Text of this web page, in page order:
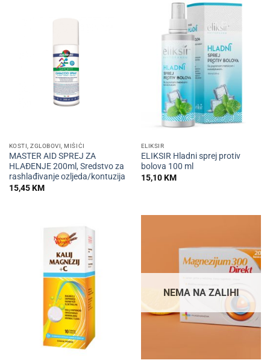
KOSTI, ZGLOBOVI, MIŠIĆI
MASTER AID SPREJ ZA
HLAĐENJE 200ml, Sredstvo za
rashlađivanje ozljeda/kontuzija
15,45KM
ELIKSIR
ELIKSIR Hladni sprej protiv
bolova 100 ml
15,10KM
NEMA NA ZALIHI